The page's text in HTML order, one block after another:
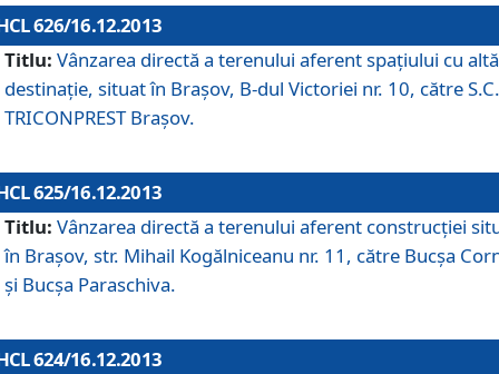
626/16.12.2013
Titlu: Vânzarea directă a terenului aferent spaţiului cu altă
destinaţie, situat în Braşov, B-dul Victoriei nr. 10, către S.C.
TRICONPREST Braşov.
625/16.12.2013
Titlu: Vânzarea directă a terenului aferent construcţiei
în Braşov, str. Mihail Kogălniceanu nr. 11, către Bucşa
şi Bucşa Paraschiva.
624/16.12.2013